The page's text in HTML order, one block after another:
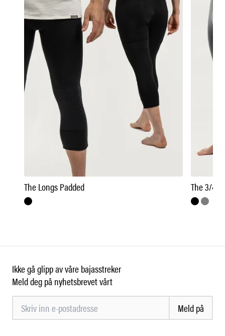
The Longs Padded The 3/4
Ikke gå glipp av våre bajasstreker
Meld deg på nyhetsbrevet vårt
Meld på